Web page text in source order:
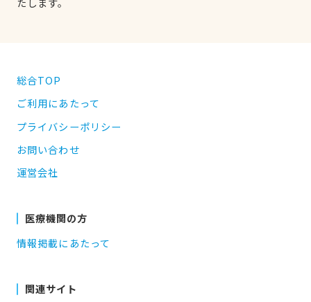
総合TOP
ご利用にあたって
プライバシーポリシー
お問い合わせ
運営会社
医療機関の方
情報掲載にあたって
関連サイト